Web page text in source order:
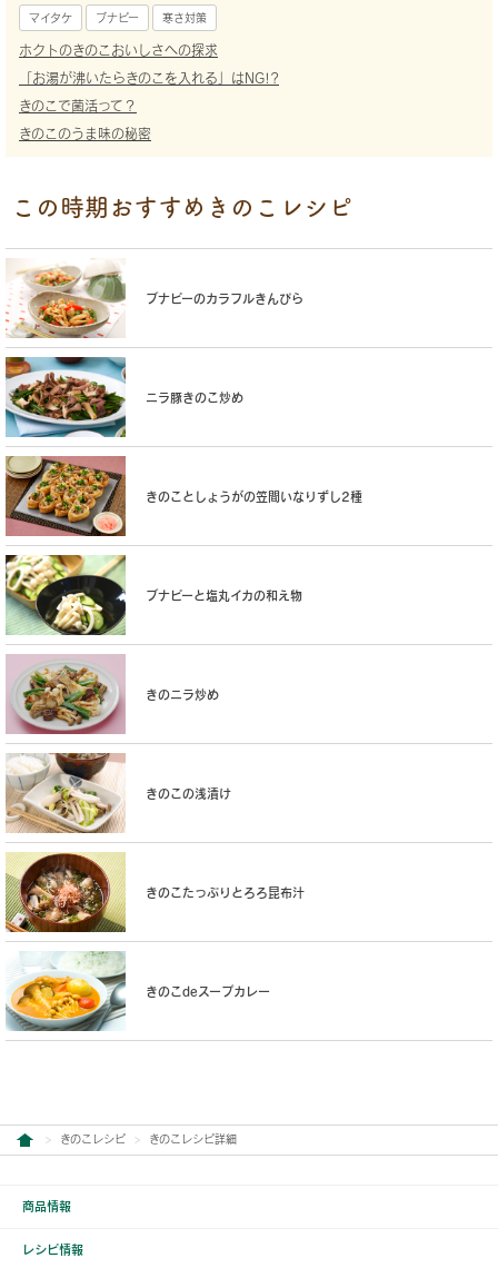
マイタケ ブナピー 寒さ対策
ホクトのきのこおいしさへの探求
「お湯が沸いたらきのこを入れる」はNG!?
きのこで菌活って？
きのこのうま味の秘密
この時期おすすめきのこレシピ
ブナピーのカラフルきんぴら
ニラ豚きのこ炒め
きのことしょうがの笠間いなりずし2種
ブナピーと塩丸イカの和え物
きのニラ炒め
きのこの浅漬け
きのこたっぷりとろろ昆布汁
きのこdeスープカレー
きのこレシピ きのこレシピ詳細
商品情報
レシピ情報